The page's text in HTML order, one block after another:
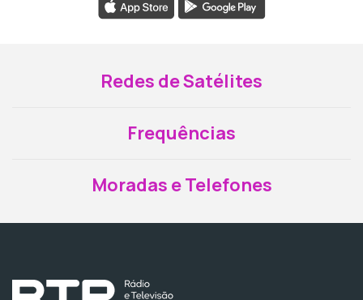
Redes de Satélites
Frequências
Moradas e Telefones